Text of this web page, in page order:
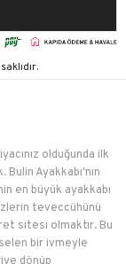
olduğunda ilk
Ayakkabı'nın
en büyük ayakkabı
teveccühünü
sitesi olmaktır. Bu
bir ivmeyle